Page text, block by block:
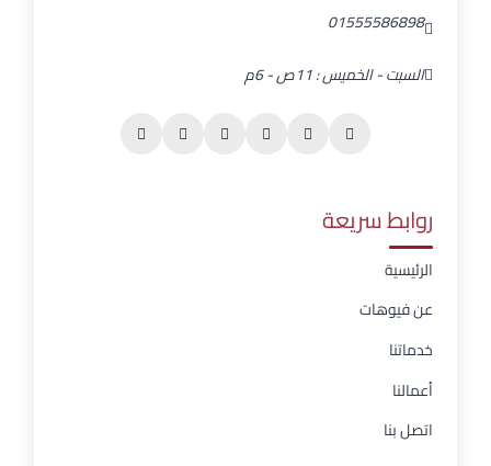
01555586898
السبت - الخميس : 11ص - 6م
روابط سريعة
الرئيسية
عن فيوهات
خدماتنا
أعمالنا
اتصل بنا